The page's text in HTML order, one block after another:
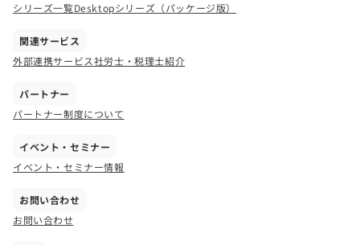
シリーズ一覧Desktopシリーズ（パッケージ版）
関連サービス
外部連携サービス社労士・税理士紹介
パートナー
パートナー制度について
イベント・セミナー
イベント・セミナー情報
お問い合わせ
お問い合わせ